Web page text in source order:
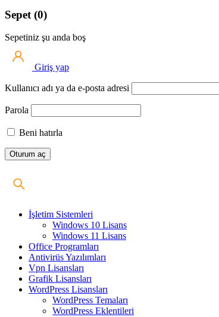
Sepet (0)
Sepetiniz şu anda boş
Giriş yap
Kullanıcı adı ya da e-posta adresi
Parola
Beni hatırla
İşletim Sistemleri
Windows 10 Lisans
Windows 11 Lisans
Office Programları
Antivirüs Yazılımları
Vpn Lisansları
Grafik Lisansları
WordPress Lisansları
WordPress Temaları
WordPress Eklentileri